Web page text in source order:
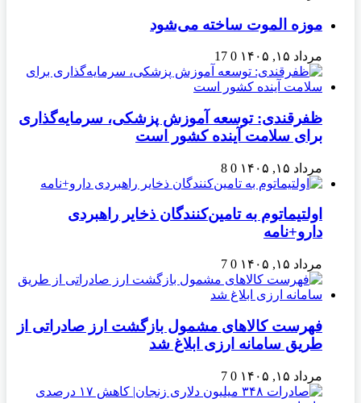
موزه الموت ساخته می‌شود
مرداد ۱۵, ۱۴۰۵ 0
17
ظفرقندی: توسعه آموزش پزشکی، سرمایه‌گذاری
برای سلامت آینده کشور است
مرداد ۱۵, ۱۴۰۵ 0
8
اولتیماتوم به تامین‌کنندگان ذخایر راهبردی
دارو+نامه
مرداد ۱۵, ۱۴۰۵ 0
7
فهرست کالاهای مشمول بازگشت ارز صادراتی از
طریق سامانه ارزی ابلاغ شد
مرداد ۱۵, ۱۴۰۵ 0
7